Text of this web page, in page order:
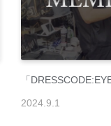
「
2024. 9 1